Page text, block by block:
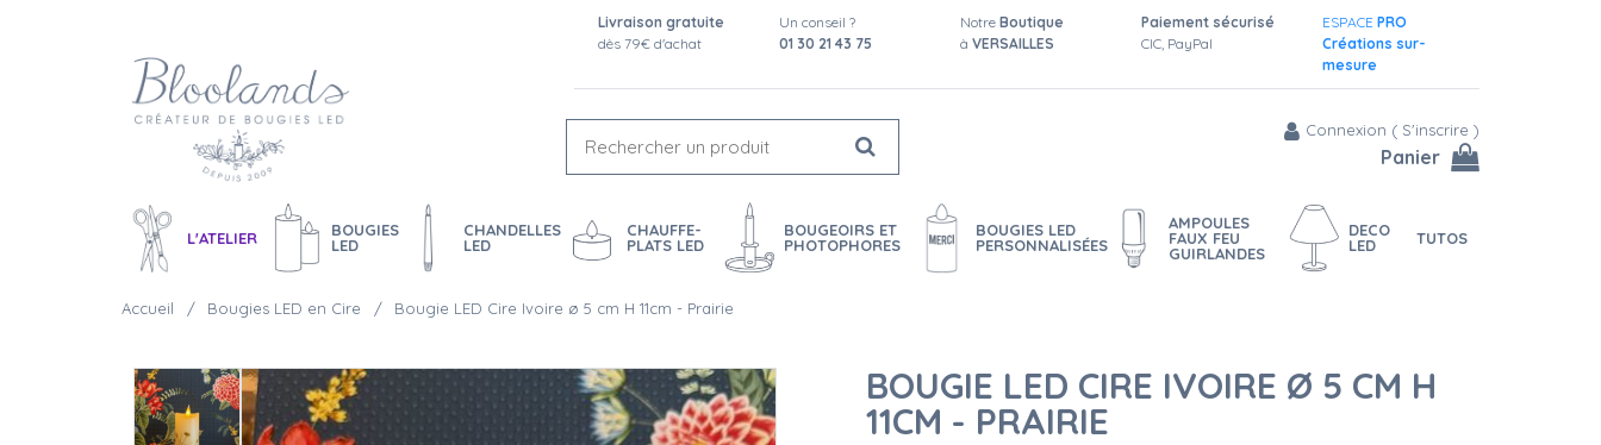
Livraison gratuite
dès 79€ d'achat
Un conseil ?
01 30 21 43 75
Notre Boutique
à VERSAILLES
Paiement sécurisé
CIC, PayPal
ESPACE PRO
Créations sur-
mesure
Connexion ( S'inscrire )
Panier
L'ATELIER
BOUGIES
LED
CHANDELLES
LED
CHAUFFE-
PLATS LED
BOUGEOIRS ET
PHOTOPHORES
BOUGIES LED
PERSONNALISÉES
AMPOULES
FAUX FEU
GUIRLANDES
DECO
LED
TUTOS
Accueil Bougies LED en Cire Bougie LED Cire Ivoire ø 5 cm H 11cm - Prairie
BOUGIE LED CIRE IVOIRE Ø 5 CM H
11CM - PRAIRIE